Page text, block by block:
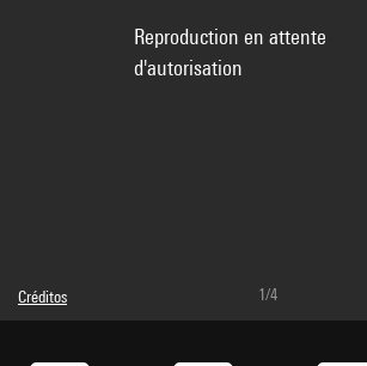
Reproduction en attente
d'autorisation
Créditos
© droits réservés
1/4